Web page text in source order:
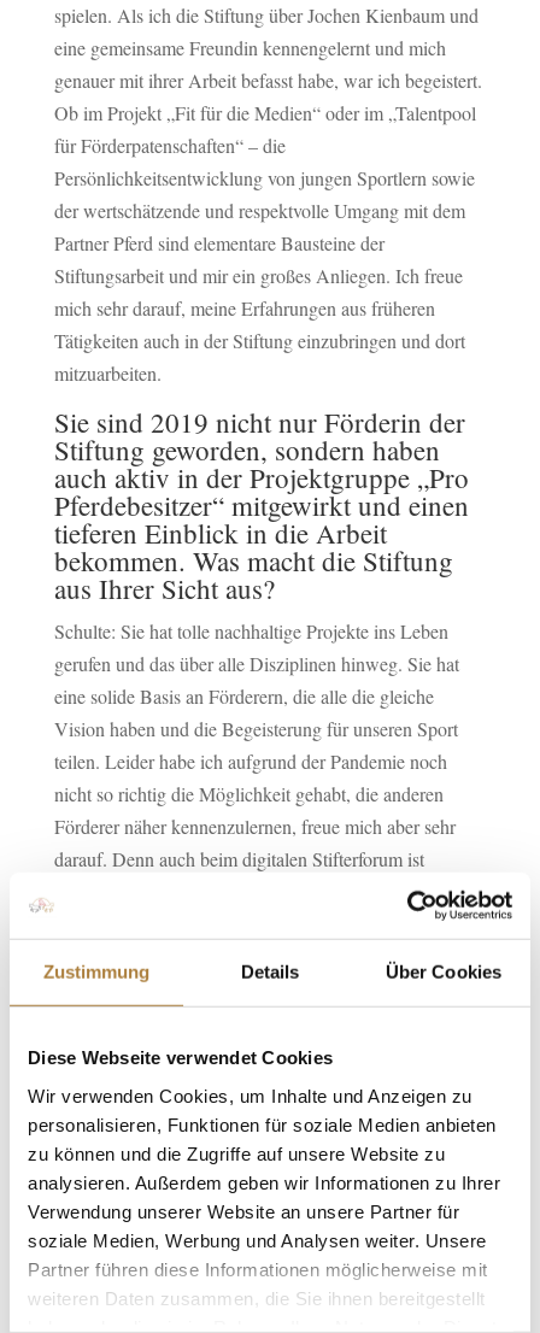
Zustimmung Details Über Cookies
Diese Webseite verwendet Cookies
Wir verwenden Cookies, um Inhalte und Anzeigen zu
personalisieren, Funktionen für soziale Medien anbieten
zu können und die Zugriffe auf unsere Website zu
analysieren. Außerdem geben wir Informationen zu Ihrer
Verwendung unserer Website an unsere Partner für
soziale Medien, Werbung und Analysen weiter. Unsere
Partner führen diese Informationen möglicherweise mit
weiteren Daten zusammen, die Sie ihnen bereitgestellt
spielen. Als ich die Stiftung über Jochen Kienbaum und
eine gemeinsame Freundin kennengelernt und mich
genauer mit ihrer Arbeit befasst habe, war ich begeistert.
Ob im Projekt „Fit für die Medien“ oder im „Talentpool
für Förderpatenschaften“ – die
Persönlichkeitsentwicklung von jungen Sportlern sowie
der wertschätzende und respektvolle Umgang mit dem
Partner Pferd sind elementare Bausteine der
Stiftungsarbeit und mir ein großes Anliegen. Ich freue
mich sehr darauf, meine Erfahrungen aus früheren
Tätigkeiten auch in der Stiftung einzubringen und dort
mitzuarbeiten.
Sie sind 2019 nicht nur Förderin der
Stiftung geworden, sondern haben
auch aktiv in der Projektgruppe „Pro
Pferdebesitzer“ mitgewirkt und einen
tieferen Einblick in die Arbeit
bekommen. Was macht die Stiftung
aus Ihrer Sicht aus?
Schulte: Sie hat tolle nachhaltige Projekte ins Leben
gerufen und das über alle Disziplinen hinweg. Sie hat
eine solide Basis an Förderern, die alle die gleiche
Vision haben und die Begeisterung für unseren Sport
teilen. Leider habe ich aufgrund der Pandemie noch
nicht so richtig die Möglichkeit gehabt, die anderen
Förderer näher kennenzulernen, freue mich aber sehr
darauf. Denn auch beim digitalen Stifterforum ist
deutlich geworden, was für eine wertschätzende,
unkomplizierte und interessante Gemeinschaft hinter der
Wenn Sie einen Blick in die Zukunft
die Stiftung?
Schulte: Ich wünsche mir für die Stiftung, dass sie sich
weiter so gut und öffentlich wirksam im Stiftungswesen
und in der Gesellschaft positioniert – vor allem mit ihrer
Kompetenz in der Nachwuchsförderung und im
Pferdesport. Außerdem wünsche ich mir, dass wir viele
weitere Förderer für die Stiftung begeistern können und
finanziell solide aufgestellt sind um sinnstiftende